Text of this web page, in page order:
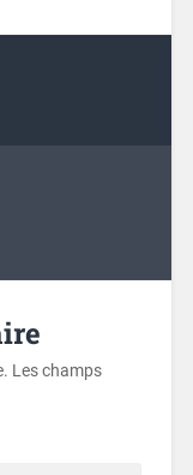
Les champs